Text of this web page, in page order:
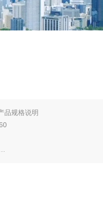
品规格说明